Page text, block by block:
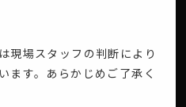
現場スタッフの判断により
ます。あらかじめご了承く